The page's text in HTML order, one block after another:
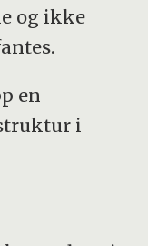
og ikke
en
i